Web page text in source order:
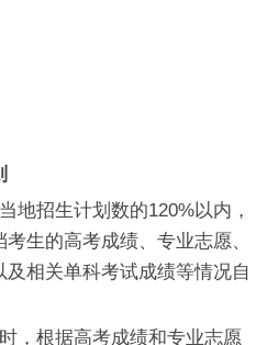
招生计划数的120%以内，
生的高考成绩、专业志愿、
相关单科考试成绩等情况自
根据高考成绩和专业志愿